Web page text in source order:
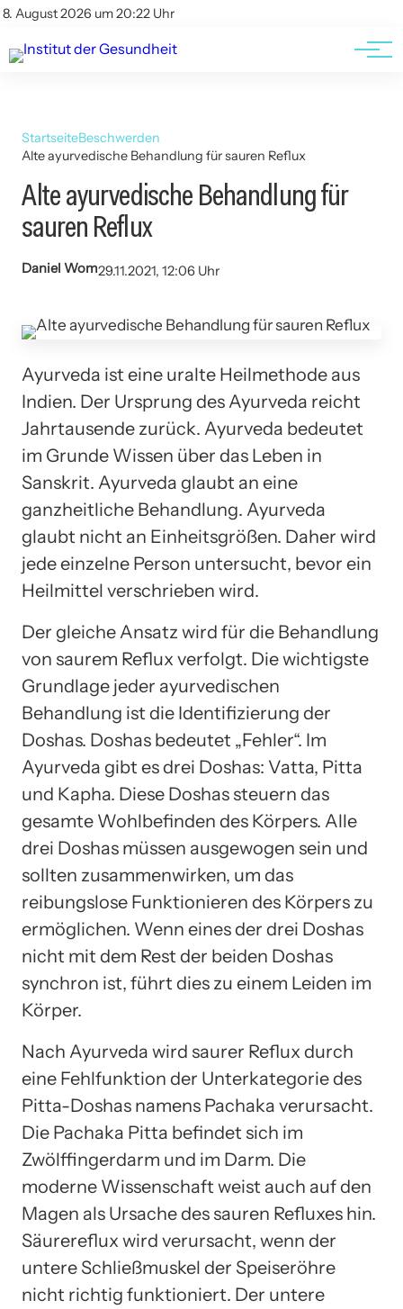
8. August 2026 um 20:22 Uhr
Kontakt
Kontakt
AGBs
StartseiteBeschwerden
Alte ayurvedische Behandlung für sauren Reflux
Alte ayurvedische Behandlung für
sauren Reflux
Daniel Wom29.11.2021, 12:06 Uhr
Ayurveda ist eine uralte Heilmethode aus
Indien. Der Ursprung des Ayurveda reicht
Jahrtausende zurück. Ayurveda bedeutet
im Grunde Wissen über das Leben in
Sanskrit. Ayurveda glaubt an eine
ganzheitliche Behandlung. Ayurveda
glaubt nicht an Einheitsgrößen. Daher wird
jede einzelne Person untersucht, bevor ein
Heilmittel verschrieben wird.
Der gleiche Ansatz wird für die Behandlung
von saurem Reflux verfolgt. Die wichtigste
Grundlage jeder ayurvedischen
Behandlung ist die Identifizierung der
Doshas. Doshas bedeutet „Fehler“. Im
Ayurveda gibt es drei Doshas: Vatta, Pitta
und Kapha. Diese Doshas steuern das
gesamte Wohlbefinden des Körpers. Alle
drei Doshas müssen ausgewogen sein und
sollten zusammenwirken, um das
reibungslose Funktionieren des Körpers zu
ermöglichen. Wenn eines der drei Doshas
nicht mit dem Rest der beiden Doshas
synchron ist, führt dies zu einem Leiden im
Körper.
Nach Ayurveda wird saurer Reflux durch
eine Fehlfunktion der Unterkategorie des
Pitta-Doshas namens Pachaka verursacht.
Die Pachaka Pitta befindet sich im
Zwölffingerdarm und im Darm. Die
moderne Wissenschaft weist auch auf den
Magen als Ursache des sauren Refluxes hin.
Säurereflux wird verursacht, wenn der
untere Schließmuskel der Speiseröhre
nicht richtig funktioniert. Der untere